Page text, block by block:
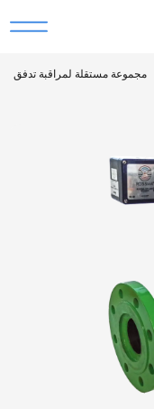
مستقلة لمراقبة تدفق